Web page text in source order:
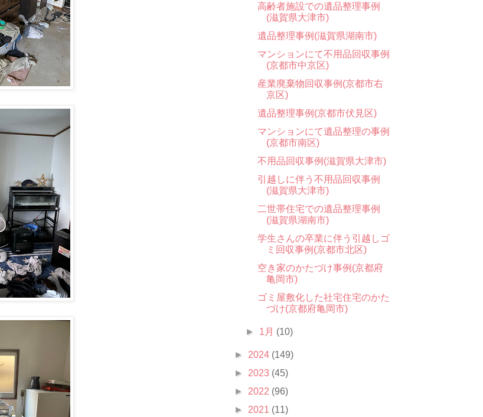
高齢者施設での遺品整理事例
(滋賀県大津市)
遺品整理事例(滋賀県湖南市)
マンションにて不用品回収事例
(京都市中京区)
産業廃棄物回収事例(京都市右
京区)
遺品整理事例(京都市伏見区)
マンションにて遺品整理の事例
(京都市南区)
不用品回収事例(滋賀県大津市)
引越しに伴う不用品回収事例
(滋賀県大津市)
二世帯住宅での遺品整理事例
(滋賀県湖南市)
学生さんの卒業に伴う引越しゴ
ミ回収事例(京都市北区)
空き家のかたづけ事例(京都府
亀岡市)
ゴミ屋敷化した社宅住宅のかた
づけ(京都府亀岡市)
► 1月 (10)
► 2024 (149)
► 2023 (45)
► 2022 (96)
► 2021 (11)